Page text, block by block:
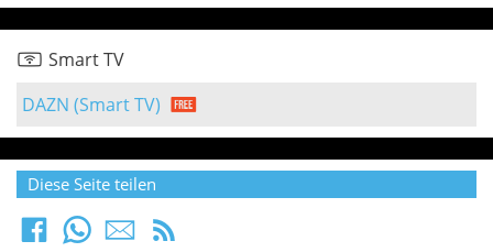
Smart TV
DAZN (Smart TV)
Diese Seite teilen